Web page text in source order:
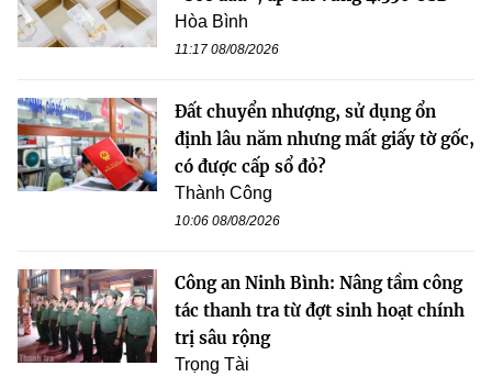
Hòa Bình
11:17 08/08/2026
Đất chuyển nhượng, sử dụng ổn
định lâu năm nhưng mất giấy tờ gốc,
có được cấp sổ đỏ?
Thành Công
10:06 08/08/2026
Công an Ninh Bình: Nâng tầm công
tác thanh tra từ đợt sinh hoạt chính
trị sâu rộng
Trọng Tài